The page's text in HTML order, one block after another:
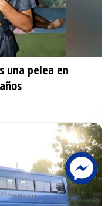
una pelea en